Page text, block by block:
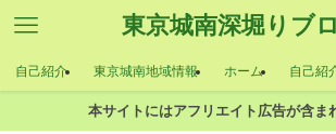
東京城南深堀りブ
自己紹介 東京城南地域情報 ホーム 自己紹
本サイトにはアフリエイト広告が含ま